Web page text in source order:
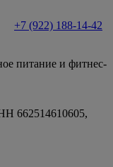
+7 (922) 188-14-42
питание и фитнес-
662514610605,